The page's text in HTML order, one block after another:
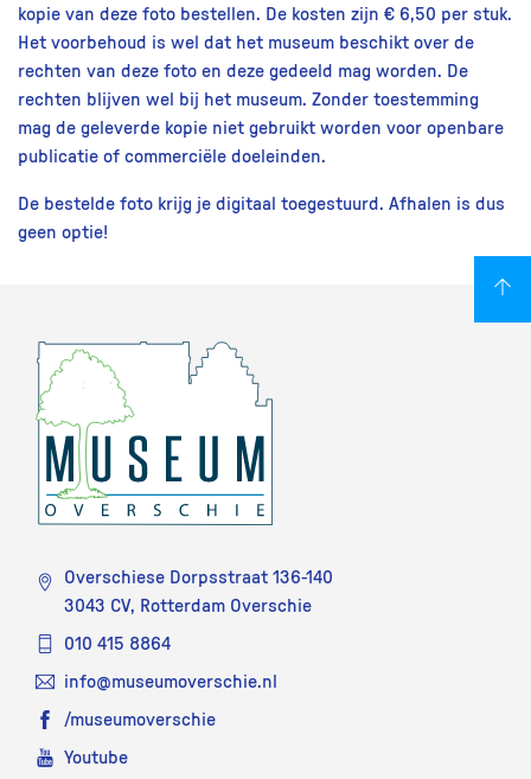
kopie van deze foto bestellen. De kosten zijn € 6,50 per stuk.
Het voorbehoud is wel dat het museum beschikt over de
rechten van deze foto en deze gedeeld mag worden. De
rechten blijven wel bij het museum. Zonder toestemming
mag de geleverde kopie niet gebruikt worden voor openbare
publicatie of commerciële doeleinden.
De bestelde foto krijg je digitaal toegestuurd. Afhalen is dus
geen optie!
Overschiese Dorpsstraat 136-140
3043 CV, Rotterdam Overschie
010 415 8864
info@museumoverschie.nl
/museumoverschie
Youtube